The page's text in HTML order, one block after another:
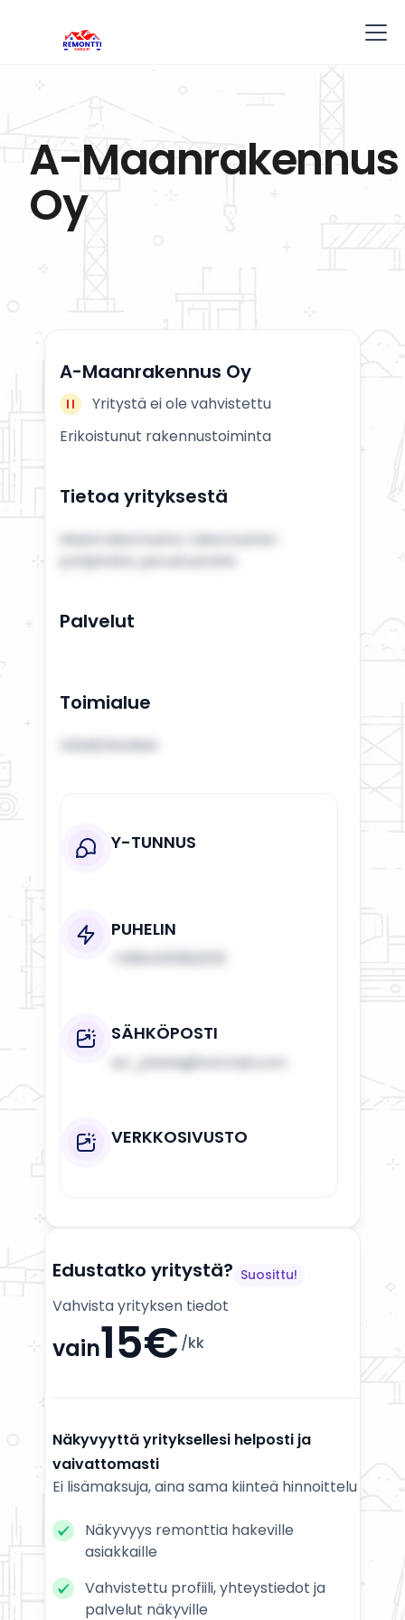
A-Maanrakennus
Oy
A-Maanrakennus Oy
Yritystä ei ole vahvistettu
Erikoistunut rakennustoiminta
Tietoa yrityksestä
Maanrakennusta; rakennusten
pohjatöitä, perustustöitä.
Palvelut
Toimialue
HÄMEENLINNA
Y-TUNNUS
PUHELIN
SÄHKÖPOSTI
ari_jokela@hotmail.com
VERKKOSIVUSTO
Edustatko yritystä? Suosittu!
Vahvista yrityksen tiedot
vain15€ /kk
Näkyvyyttä yrityksellesi helposti ja
vaivattomasti
Ei lisämaksuja, aina sama kiinteä hinnoittelu
Näkyvyys remonttia hakeville
asiakkaille
Vahvistettu profiili, yhteystiedot ja
palvelut näkyville